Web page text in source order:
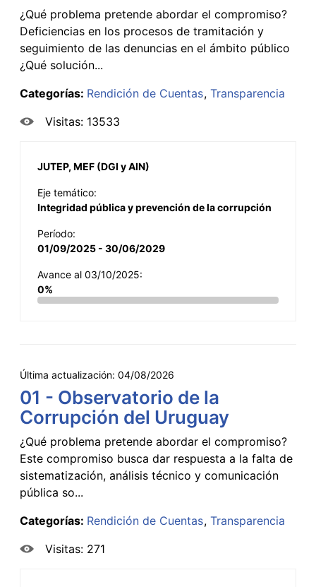
¿Qué problema pretende abordar el compromiso?
Deficiencias en los procesos de tramitación y
seguimiento de las denuncias en el ámbito público
¿Qué solución...
Categorías: Rendición de Cuentas Transparencia
Visitas: 13533
JUTEP, MEF (DGI y AIN)
Eje temático:
Integridad pública y prevención de la corrupción
Período:
01/09/2025 - 30/06/2029
Avance al 03/10/2025:
0%
Última actualización: 04/08/2026
01 - Observatorio de la
Corrupción del Uruguay
¿Qué problema pretende abordar el compromiso?
Este compromiso busca dar respuesta a la falta de
sistematización, análisis técnico y comunicación
pública so...
Categorías: Rendición de Cuentas Transparencia
Visitas: 271